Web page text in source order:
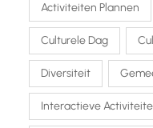
Activiteiten Plannen
Culturele Dag
Diversiteit
Interactieve